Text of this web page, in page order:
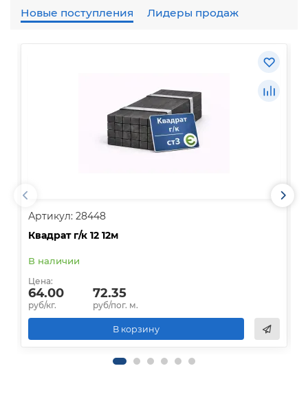
Новые поступления Лидеры продаж
Артикул: 28448
Квадрат г/к 12 12м
В наличии
Цена:
64.00
руб/кг.
72.35
руб/пог. м.
В корзину